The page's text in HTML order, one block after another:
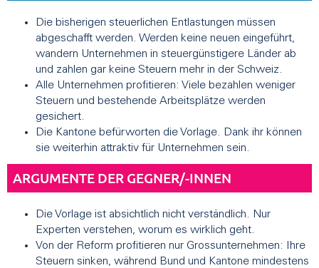
Die bisherigen steuerlichen Entlastungen müssen
abgeschafft werden. Werden keine neuen eingeführt,
wandern Unternehmen in steuergünstigere Länder ab
und zahlen gar keine Steuern mehr in der Schweiz.
Alle Unternehmen profitieren: Viele bezahlen weniger
Steuern und bestehende Arbeitsplätze werden
gesichert.
Die Kantone befürworten die Vorlage. Dank ihr können
sie weiterhin attraktiv für Unternehmen sein.
ARGUMENTE DER GEGNER/-INNEN
Die Vorlage ist absichtlich nicht verständlich. Nur
Experten verstehen, worum es wirklich geht.
Von der Reform profitieren nur Grossunternehmen: Ihre
Steuern sinken, während Bund und Kantone mindestens